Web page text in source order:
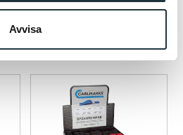
Avvisafodring från båda håll
hållbarhet
både arbetsflödet och
kalvstallar.